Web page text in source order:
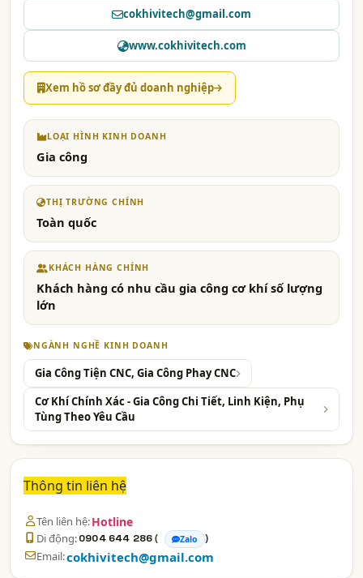
cokhivitech@gmail.com
www.cokhivitech.com
Xem hồ sơ đầy đủ doanh nghiệp
LOẠI HÌNH KINH DOANH
Gia công
THỊ TRƯỜNG CHÍNH
Toàn quốc
KHÁCH HÀNG CHÍNH
Khách hàng có nhu cầu gia công cơ khí số lượng
lớn
NGÀNH NGHỀ KINH DOANH
Gia Công Tiện CNC, Gia Công Phay CNC
Cơ Khí Chính Xác - Gia Công Chi Tiết, Linh Kiện, Phụ
Tùng Theo Yêu Cầu
Thông tin liên hệ
Tên liên hệ:Hotline
Di động:0904 644 286( Zalo )
Email:cokhivitech@gmail.com